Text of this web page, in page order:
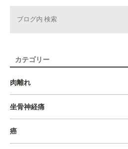
カテゴリー
肉離れ
坐骨神経痛
癌